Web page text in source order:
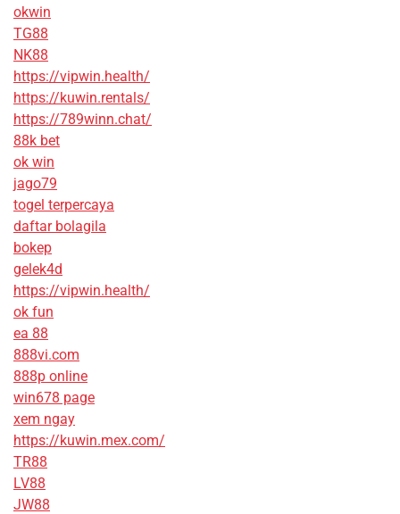
okwin
TG88
NK88
https://vipwin.health/
https://kuwin.rentals/
https://789winn.chat/
88k bet
ok win
jago79
togel terpercaya
daftar bolagila
bokep
gelek4d
https://vipwin.health/
ok fun
ea 88
888vi.com
888p online
win678 page
xem ngay
https://kuwin.mex.com/
TR88
LV88
JW88